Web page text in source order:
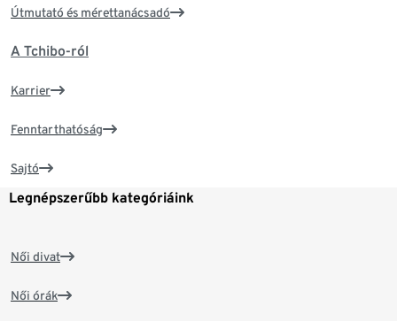
Útmutató és mérettanácsadó
A Tchibo-ról
Karrier
Fenntarthatóság
Sajtó
Legnépszerűbb kategóriáink
Női divat
Női órák